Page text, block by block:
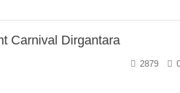
Carnival Dirgantara
2879